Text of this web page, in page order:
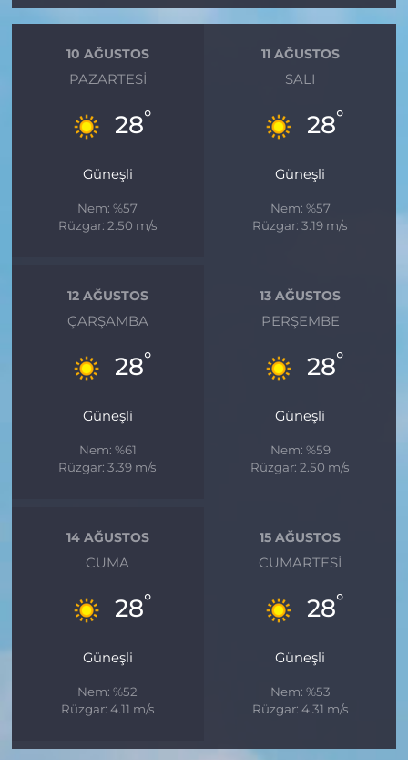
10 AĞUSTOS
PAZARTESI
28°
Güneşli
Nem: %57
Rüzgar: 2.50 m/s
11 AĞUSTOS
SALI
28°
Güneşli
Nem: %57
Rüzgar: 3.19 m/s
12 AĞUSTOS
ÇARŞAMBA
28°
Güneşli
Nem: %61
Rüzgar: 3.39 m/s
13 AĞUSTOS
PERŞEMBE
28°
Güneşli
Nem: %59
Rüzgar: 2.50 m/s
14 AĞUSTOS
CUMA
28°
Güneşli
Nem: %52
Rüzgar: 4.11 m/s
15 AĞUSTOS
CUMARTESI
28°
Güneşli
Nem: %53
Rüzgar: 4.31 m/s